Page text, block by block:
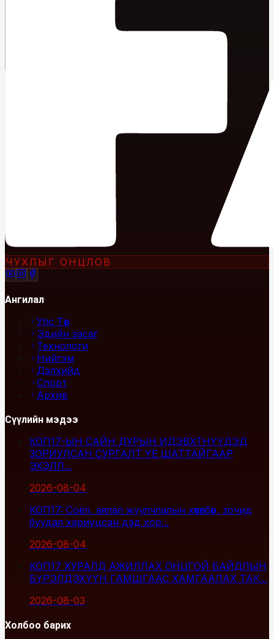
ЧУХЛЫГ ОНЦЛОВ
Ангилал
Улс Төр
Эдийн засаг
Технологи
Нийгэм
Дэлхийд
Спорт
Архив
Сүүлийн мэдээ
КОП17-ЫН САЙН ДУРЫН ИДЭВХТНҮҮДЭД
ЗОРИУЛСАН СУРГАЛТ ҮЕ ШАТТАЙГААР
ЭХЭЛЛ...
2026-08-04
КОП17: Соёл, аялал жуулчлалын хөтөлбөр, зочид
буудал хариуцсан дэд хор...
2026-08-04
КОП17 ХУРАЛД АЖИЛЛАХ ОНЦГОЙ БАЙДЛЫН
БҮРЭЛДЭХҮҮН ГАМШГААС ХАМГААЛАХ ТАК...
2026-08-03
Холбоо барих